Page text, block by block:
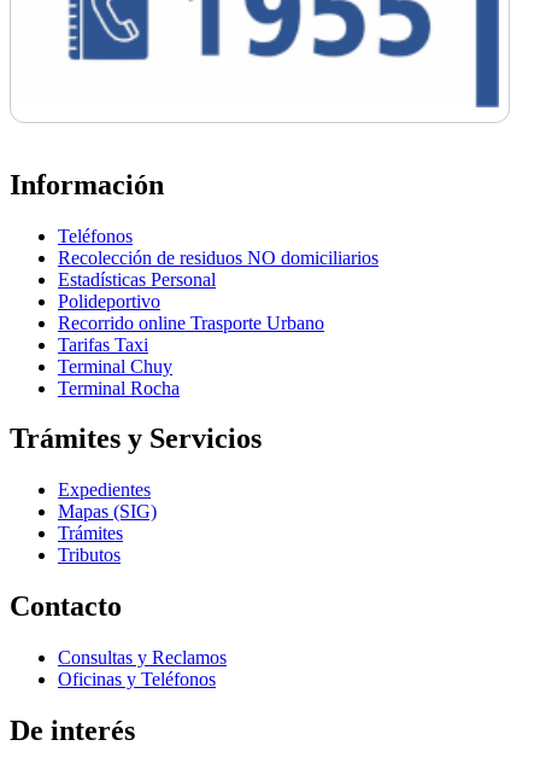
Información
Teléfonos
Recolección de residuos NO domiciliarios
Estadísticas Personal
Polideportivo
Recorrido online Trasporte Urbano
Tarifas Taxi
Terminal Chuy
Terminal Rocha
Trámites y Servicios
Expedientes
Mapas (SIG)
Trámites
Tributos
Contacto
Consultas y Reclamos
Oficinas y Teléfonos
De interés